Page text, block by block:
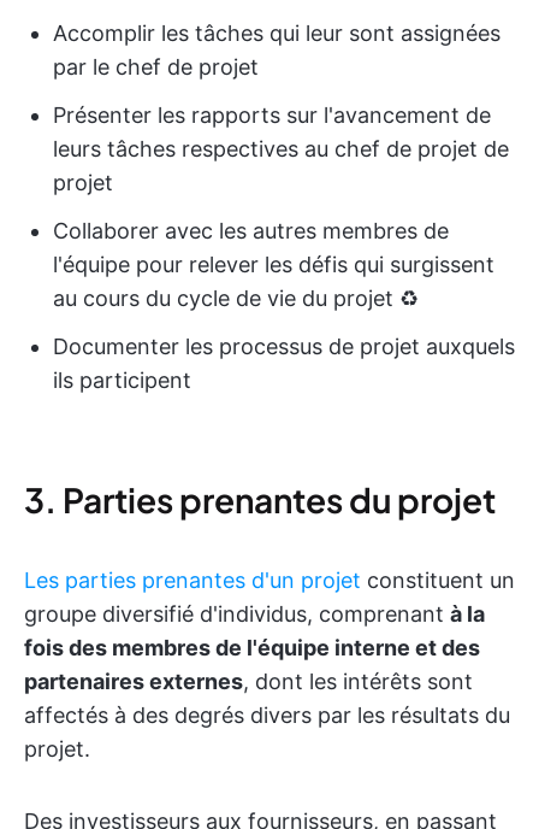
Accomplir les tâches qui leur sont assignées
par le chef de projet
Présenter les rapports sur l'avancement de
leurs tâches respectives au chef de projet de
projet
Collaborer avec les autres membres de
l'équipe pour relever les défis qui surgissent
au cours du cycle de vie du projet ♻️
Documenter les processus de projet auxquels
ils participent
3. Parties prenantes du projet
Les parties prenantes d'un projet constituent un
groupe diversifié d'individus, comprenant à la
fois des membres de l'équipe interne et des
partenaires externes, dont les intérêts sont
affectés à des degrés divers par les résultats du
projet.
Des investisseurs aux fournisseurs, en passant